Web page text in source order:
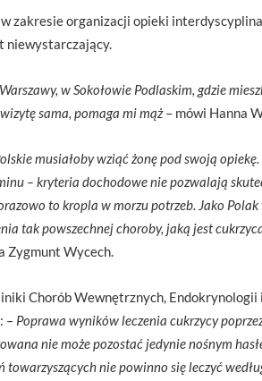
zakresie organizacji opieki
niewystarczający.
w Sokołowie Podlaskim, gdzie
sama, pomaga mi mąż– mówi Hanna
musiałoby wziąć żonę pod swoją
– kryteria dochodowe nie pozwalają
to kropla w morzu potrzeb. Jako
tak powszechnej choroby, jaką jest
Zygmunt Wycech.
Chorób Wewnętrznych,
– Poprawa wyników leczenia cukrzycy
nie może pozostać jedynie nośnym
towarzyszących nie powinno się leczyć